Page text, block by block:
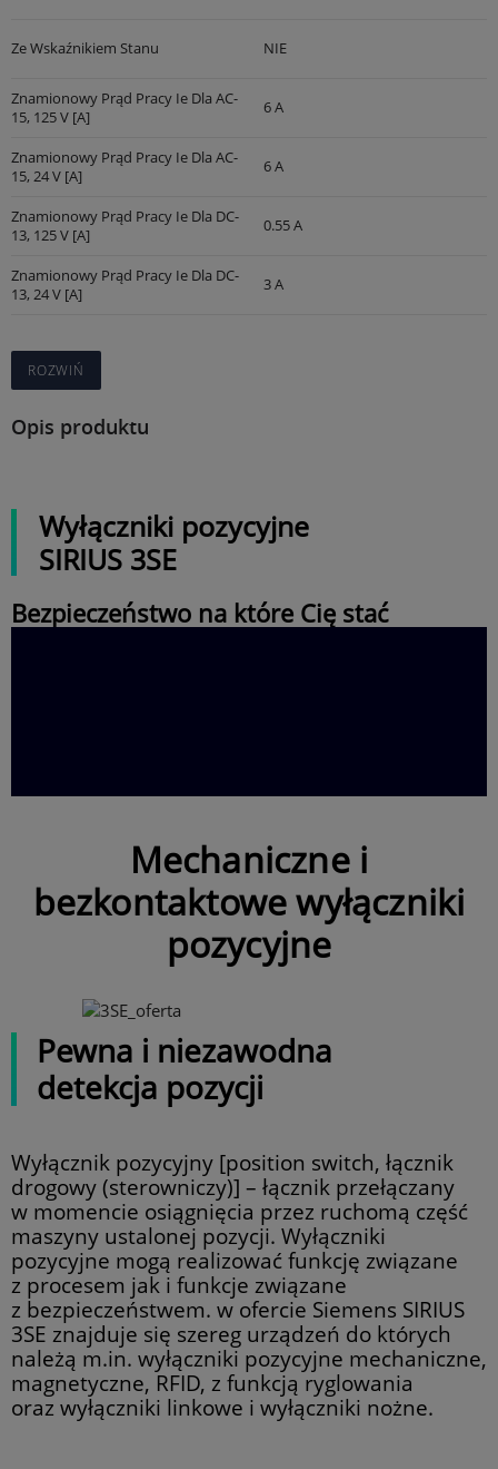
Ze Wskaźnikiem Stanu NIE
Znamionowy Prąd Pracy Ie Dla AC-
15, 125 V [A]
6 A
Znamionowy Prąd Pracy Ie Dla AC-
15, 24 V [A]
6 A
Znamionowy Prąd Pracy Ie Dla DC-
13, 125 V [A]
0.55 A
Znamionowy Prąd Pracy Ie Dla DC-
13, 24 V [A]
3 A
ROZWIŃ
Opis produktu
Wyłączniki pozycyjne
SIRIUS 3SE
Bezpieczeństwo na które Cię stać
Mechaniczne i
bezkontaktowe wyłączniki
pozycyjne
Pewna i niezawodna
detekcja pozycji
Wyłącznik pozycyjny [position switch, łącznik
drogowy (sterowniczy)] – łącznik przełączany
w momencie osiągnięcia przez ruchomą część
maszyny ustalonej pozycji. Wyłączniki
pozycyjne mogą realizować funkcję związane
z procesem jak i funkcje związane
z bezpieczeństwem. w ofercie Siemens SIRIUS
3SE znajduje się szereg urządzeń do których
należą m.in. wyłączniki pozycyjne mechaniczne,
magnetyczne, RFID, z funkcją ryglowania
oraz wyłączniki linkowe i wyłączniki nożne.